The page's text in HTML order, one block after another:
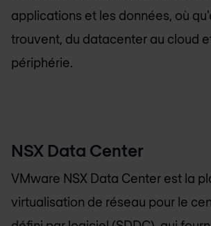
applications et les données, où
trouvent, du datacenter au cloud
périphérie.
NSX Data Center
VMware NSX Data Center est la
virtualisation de réseau pour le